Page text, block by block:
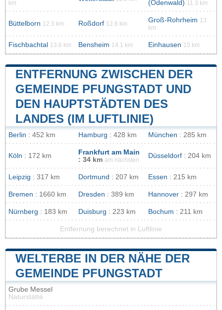
km
(Odenwald) 11.3 km
Büttelborn 12.3 km Roßdorf 12.6 km Groß-Rohrheim 13
km
Fischbachtal 13.6 km Bensheim 14.1 km Einhausen 15 km
ENTFERNUNG ZWISCHEN DER
GEMEINDE PFUNGSTADT UND
DEN HAUPTSTÄDTEN DES
LANDES (IM LUFTLINIE)
Berlin : 452 km Hamburg : 428 km München : 285 km
Köln : 172 km
Frankfurt am Main
: 34 km am nächsten
Düsseldorf : 204 km
Leipzig : 317 km Dortmund : 207 km Essen : 215 km
Bremen : 1660 km Dresden : 389 km Hannover : 297 km
Nürnberg : 183 km Duisburg : 223 km Bochum : 211 km
Entfernung berechnet in Luftlinie
WELTERBE IN DER NÄHE DER
GEMEINDE PFUNGSTADT
Grube Messel
Naturstätte